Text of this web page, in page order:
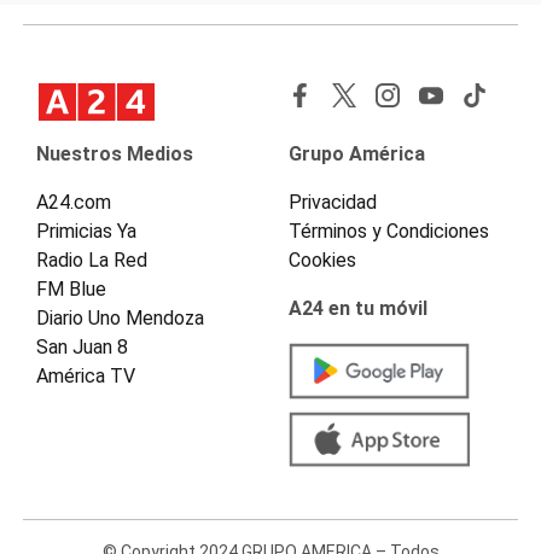
Nuestros Medios
A24.com
Primicias Ya
Radio La Red
FM Blue
Diario Uno Mendoza
San Juan 8
América TV
Grupo América
Privacidad
Términos y Condiciones
Cookies
A24 en tu móvil